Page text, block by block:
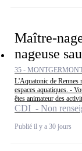
Maître-
nageuse
35 -
L'Aquatonic de Rennes
espaces aquatiques. -
êtes animateur des
CDI - Non
Publié il y a 30 jours